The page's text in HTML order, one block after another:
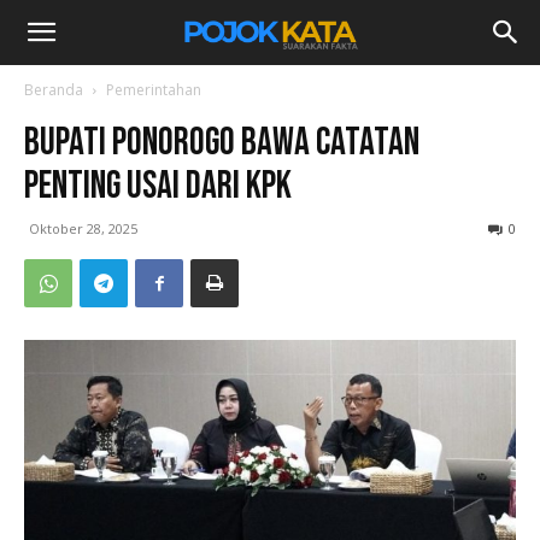
Beranda Pemerintahan
Bupati Ponorogo Bawa Catatan
Penting usai dari KPK
Oktober 28, 2025 0